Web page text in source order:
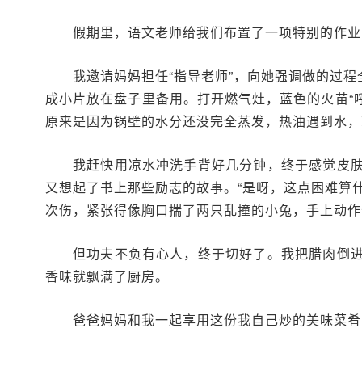
假期里，语文老师给我们布置了一项特别的作
我邀请妈妈担任“指导老师”，向她强调做的过
成小片放在盘子里备用。打开燃气灶，蓝色的火苗
原来是因为锅壁的水分还没完全蒸发，热油遇到水
我赶快用凉水冲洗手背好几分钟，终于感觉皮
又想起了书上那些励志的故事。“是呀，这点困难
次伤，紧张得像胸口揣了两只乱撞的小兔，手上动
但功夫不负有心人，终于切好了。我把腊肉倒
香味就飘满了厨房。
爸爸妈妈和我一起享用这份我自己炒的美味菜